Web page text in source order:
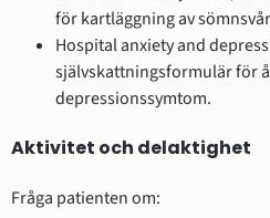
för kartläggning av
Hospital anxiety and
självskattningsformulär för
depressionssymtom.
Aktivitet och delaktighet
Fråga patienten om: